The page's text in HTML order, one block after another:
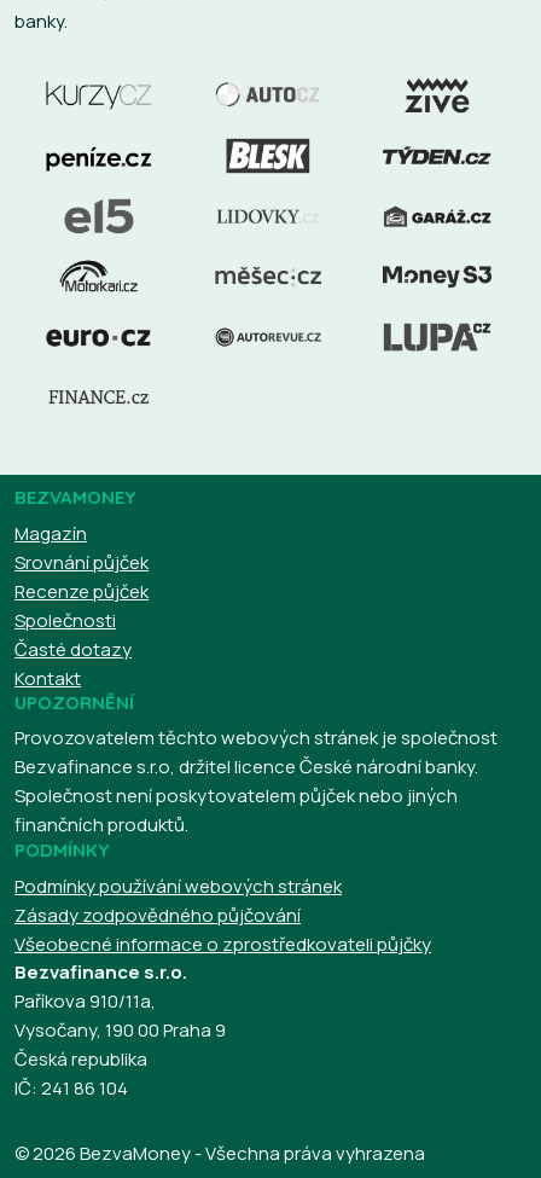
banky.
BEZVAMONEY
Magazín
Srovnání půjček
Recenze půjček
Společnosti
Časté dotazy
Kontakt
UPOZORNĚNÍ
Provozovatelem těchto webových stránek je společnost
Bezvafinance s.r.o, držitel licence České národní banky.
Společnost není poskytovatelem půjček nebo jiných
finančních produktů.
PODMÍNKY
Podmínky používání webových stránek
Zásady zodpovědného půjčování
Všeobecné informace o zprostředkovateli půjčky
Bezvafinance s.r.o.
Paříkova 910/11a,
Vysočany, 190 00 Praha 9
Česká republika
IČ: 241 86 104
© 2026 BezvaMoney - Všechna práva vyhrazena